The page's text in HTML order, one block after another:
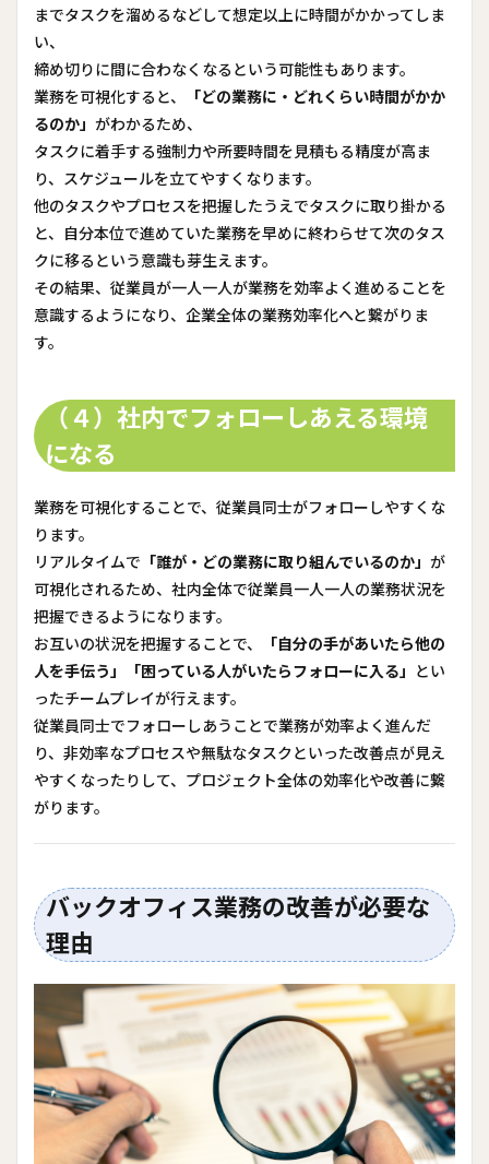
までタスクを溜めるなどして想定以上に時間がかかってしま
い、
締め切りに間に合わなくなるという可能性もあります。
業務を可視化すると、
「どの業務に・どれくらい時間がかか
るのか」 がわかるため、
タスクに着手する強制力や所要時間を見積もる精度が高ま
り、スケジュールを立てやすくなります。
他のタスクやプロセスを把握したうえでタスクに取り掛かる
と、自分本位で進めていた業務を早めに終わらせて次のタス
クに移るという意識も芽生えます。
その結果、従業員が一人一人が業務を効率よく進めることを
意識するようになり、企業全体の業務効率化へと繋がりま
す。
（４）社内でフォローしあえる環境
になる
業務を可視化することで、従業員同士がフォローしやすくな
ります。
リアルタイムで 「誰が・どの業務に取り組んでいるのか」 が
可視化されるため、社内全体で従業員一人一人の業務状況を
把握できるようになります。
お互いの状況を把握することで、
「自分の手があいたら他の
人を手伝う」「困っている人がいたらフォローに入る」
とい
ったチームプレイが行えます。
従業員同士でフォローしあうことで業務が効率よく進んだ
り、非効率なプロセスや無駄なタスクといった改善点が見え
やすくなったりして、プロジェクト全体の効率化や改善に繋
がります。
バックオフィス業務の改善が必要な
理由